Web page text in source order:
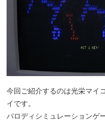
今回ご紹介するのは光栄マイ
イです。
パロディシミュレーションゲ